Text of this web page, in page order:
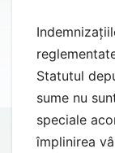
Statutul
sume nu
speciale
împlinirea